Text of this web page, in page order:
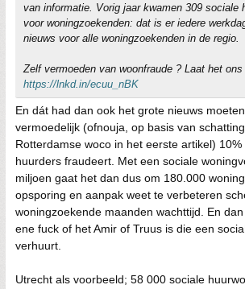
van informatie. Vorig jaar kwamen 309 sociale
voor woningzoekenden: dat is er iedere
nieuws voor alle woningzoekenden in de regio.
Zelf vermoeden van woonfraude ? Laat het
https://lnkd.in/ecuu_nBK
En dát had dan ook het grote nieuws
vermoedelijk (ofnouja, op basis van
Rotterdamse woco in het eerste artikel)
huurders fraudeert. Met een sociale
miljoen gaat het dan dus om 180.000
opsporing en aanpak weet te verbeteren
woningzoekende maanden wachttijd. En
ene fuck of het Amir of Truus is die een
verhuurt.
Utrecht als voorbeeld; 58 000 sociale